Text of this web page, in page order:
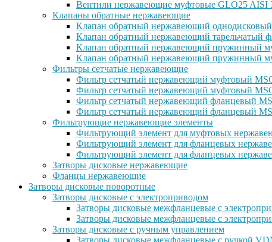
Вентили нержавеющие муфтовые GLO25 AISI
Клапаны обратные нержавеющие
Клапан обратный нержавеющий
Клапан обратный нержавеющий тарельчатый
Клапан обратный нержавеющий пружинный
Клапан обратный нержавеющий пружинный
Фильтры сетчатые нержавеющие
Фильтр сетчатый нержавеющий муфтовый
Фильтр сетчатый нержавеющий муфтовый
Фильтр сетчатый нержавеющий фланцевый
Фильтр сетчатый нержавеющий фланцевый
Фильтрующие нержавеющие элементы
Фильтрующий элемент для муфтовых
Фильтрующий элемент для фланцевых
Фильтрующий элемент для фланцевых
Затворы дисковые нержавеющие
Фланцы нержавеющие
Затворы дисковые поворотные
Затворы дисковые с электроприводом
Затворы дисковые межфланцевые с
Затворы дисковые межфланцевые с
Затворы дисковые с ручным управлением
Затворы дисковые межфланцевые с ручкой